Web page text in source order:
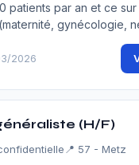
patients par an et ce sur
gynécologie,
2026
(H/F)
📍 57 - Metz